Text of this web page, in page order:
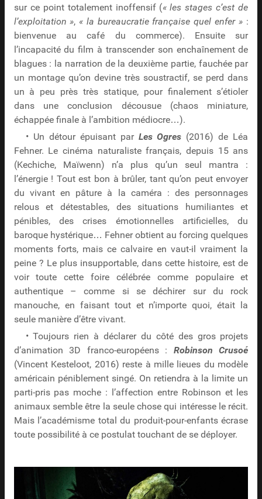
sur ce point totalement inoffensif (« les stages c’est de
l’exploitation », « la bureaucratie française quel enfer »:
bienvenue au café du commerce). Ensuite sur
l’incapacité du film à transcender son enchaînement de
blagues : la narration de la deuxième partie, fauchée par
un montage qu’on devine très soustractif, se perd dans
un à peu près très statique, pour finalement s’étioler
dans une conclusion décousue (chaos miniature,
échappée finale à l’ambition médiocre…).
• Un détour épuisant par Les Ogres (2016) de Léa
Fehner. Le cinéma naturaliste français, depuis 15 ans
(Kechiche, Maïwenn) n’a plus qu’un seul mantra :
l’énergie ! Tout est bon à brûler, tant qu’on peut envoyer
du vivant en pâture à la caméra : des personnages
relous et détestables, des situations humiliantes et
pénibles, des crises émotionnelles artificielles, du
baroque hystérique… Fehner obtient au forcing quelques
moments forts, mais ce calvaire en vaut-il vraiment la
peine ? Le plus insupportable, dans cette histoire, est de
voir toute cette foire célébrée comme populaire et
authentique – comme si se déchirer sur du rock
manouche, en faisant tout et n’importe quoi, était la
seule manière d’être vivant.
• Toujours rien à déclarer du côté des gros projets
d’animation 3D franco-européens : Robinson Crusoé
(Vincent Kesteloot, 2016) reste à mille lieues du modèle
américain péniblement singé. On retiendra à la limite un
parti-pris pas moche : l’affection entre Robinson et les
animaux semble être la seule chose qui intéresse le récit.
Mais l’académisme total du produit-pour-enfants écrase
toute possibilité à ce postulat touchant de se déployer.